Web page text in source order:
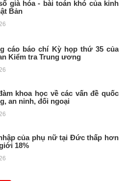
già hóa - bài toán khó của kinh
Bản
cáo báo chí Kỳ họp thứ 35 của
Kiểm tra Trung ương
khoa học về các vấn đề quốc
an ninh, đối ngoại
của phụ nữ tại Đức thấp hơn
18%